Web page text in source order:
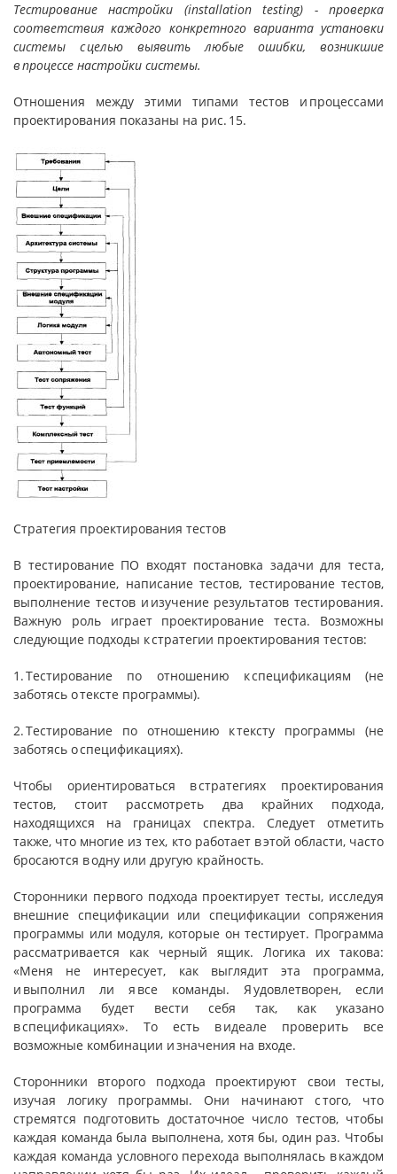
Тестирование настройки (installation testing) - проверка
соответствия каждого конкретного варианта установки
системы с целью выявить любые ошибки, возникшие
в процессе настройки системы.
Отношения между этими типами тестов и процессами
проектирования показаны на рис. 15.
Стратегия проектирования тестов
В тестирование ПО входят постановка задачи для теста,
проектирование, написание тестов, тестирование тестов,
выполнение тестов и изучение результатов тестирования.
Важную роль играет проектирование теста. Возможны
следующие подходы к стратегии проектирования тестов:
1. Тестирование по отношению к спецификациям (не
заботясь о тексте программы).
2. Тестирование по отношению к тексту программы (не
заботясь о спецификациях).
Чтобы ориентироваться в стратегиях проектирования
тестов, стоит рассмотреть два крайних подхода,
находящихся на границах спектра. Следует отметить
также, что многие из тех, кто работает в этой области, часто
бросаются в одну или другую крайность.
Сторонники первого подхода проектирует тесты, исследуя
внешние спецификации или спецификации сопряжения
программы или модуля, которые он тестирует. Программа
рассматривается как черный ящик. Логика их такова:
«Меня не интересует, как выглядит эта программа,
и выполнил ли я все команды. Я удовлетворен, если
программа будет вести себя так, как указано
в спецификациях». То есть в идеале проверить все
возможные комбинации и значения на входе.
Сторонники второго подхода проектируют свои тесты,
изучая логику программы. Они начинают с того, что
стремятся подготовить достаточное число тестов, чтобы
каждая команда была выполнена, хотя бы, один раз. Чтобы
каждая команда условного перехода выполнялась в каждом